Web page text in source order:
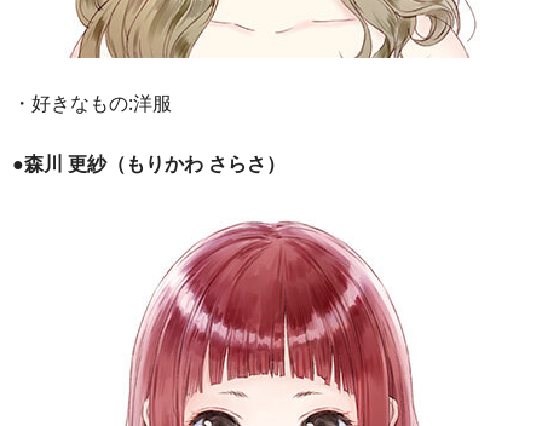
・好きなもの:洋服
●森川 更紗（もりかわ さらさ）